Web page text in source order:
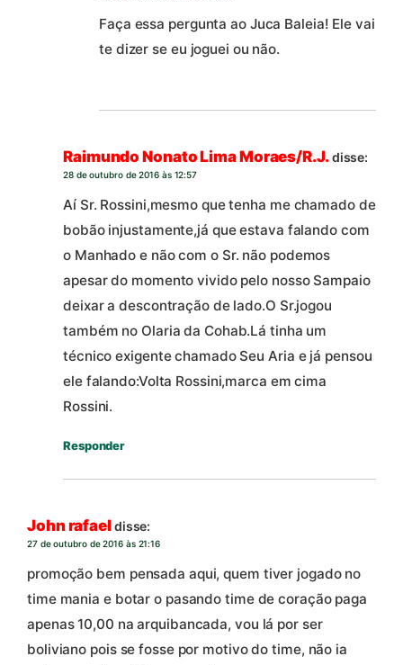
Faça essa pergunta ao Juca Baleia! Ele vai
te dizer se eu joguei ou não.
Raimundo Nonato Lima Moraes/R.J.disse:
28 de outubro de 2016 às 12:57
Aí Sr. Rossini,mesmo que tenha me chamado de
bobão injustamente,já que estava falando com
o Manhado e não com o Sr. não podemos
apesar do momento vivido pelo nosso Sampaio
deixar a descontração de lado.O Sr.jogou
também no Olaria da Cohab.Lá tinha um
técnico exigente chamado Seu Aria e já pensou
ele falando:Volta Rossini,marca em cima
Rossini.
Responder
John rafaeldisse:
27 de outubro de 2016 às 21:16
promoção bem pensada aqui, quem tiver jogado no
time mania e botar o pasando time de coração paga
apenas 10,00 na arquibancada, vou lá por ser
boliviano pois se fosse por motivo do time, não ia